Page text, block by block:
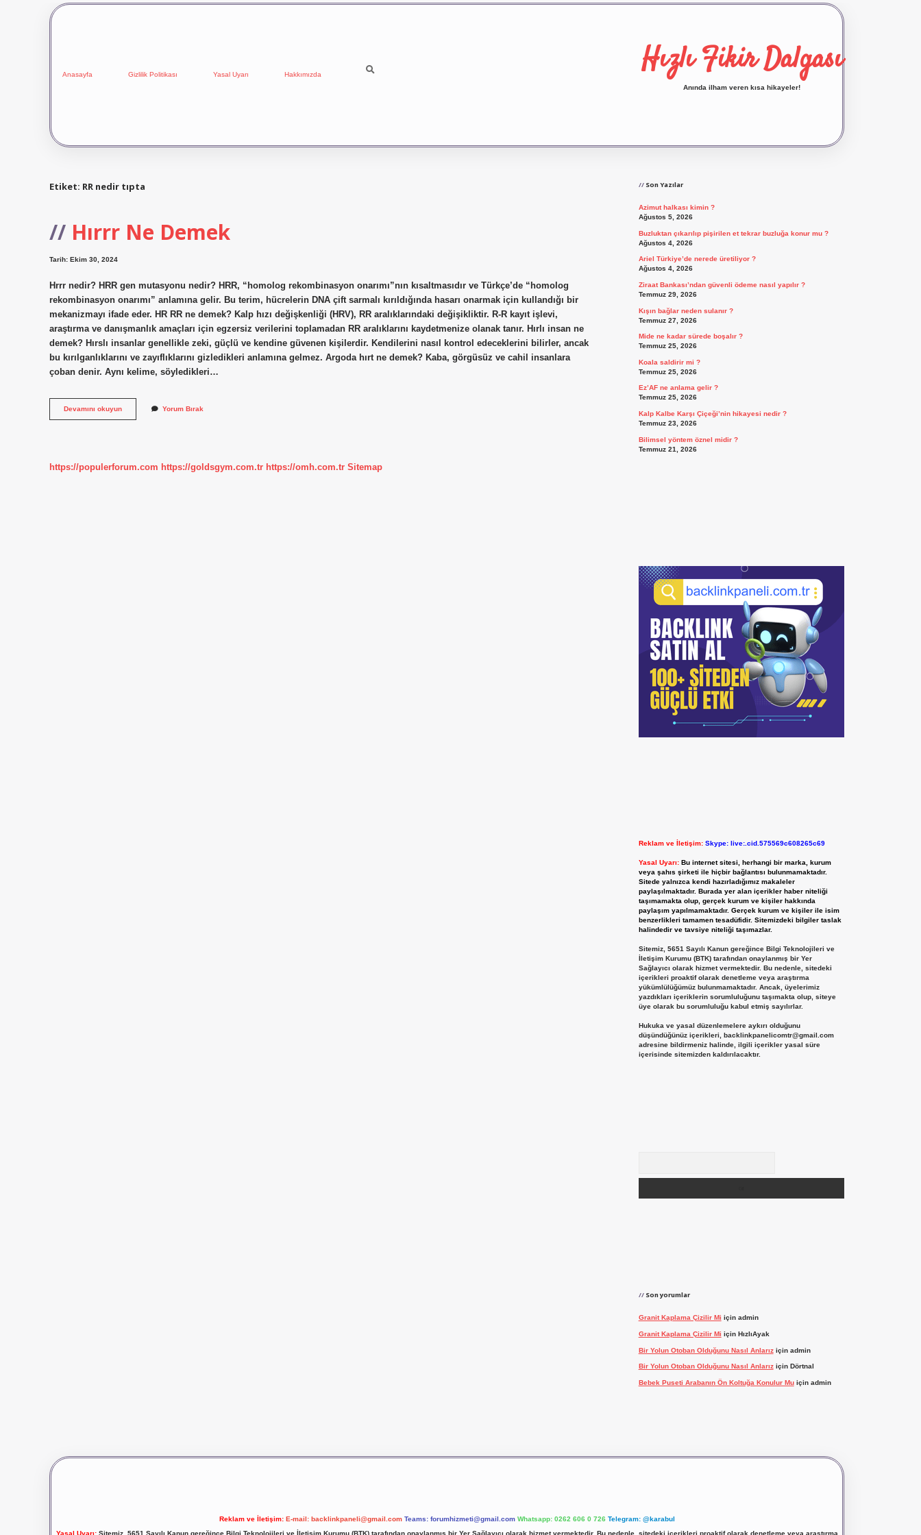
Anasayfa Gizlilik Politikası Yasal Uyarı Hakkımızda Hızlı Fikir Dalgası
Anında ilham veren kısa hikayeler!
Etiket: RR nedir tıpta
Hırrr Ne Demek
Tarih: Ekim 30, 2024
Hrrr nedir? HRR gen mutasyonu nedir? HRR, “homolog rekombinasyon onarımı”nın kısaltmasıdır ve Türkçe’de “homolog
rekombinasyon onarımı” anlamına gelir. Bu terim, hücrelerin DNA çift sarmalı kırıldığında hasarı onarmak için kullandığı bir
mekanizmayı ifade eder. HR RR ne demek? Kalp hızı değişkenliği (HRV), RR aralıklarındaki değişikliktir. R-R kayıt işlevi,
araştırma ve danışmanlık amaçları için egzersiz verilerini toplamadan RR aralıklarını kaydetmenize olanak tanır. Hırlı insan ne
demek? Hırslı insanlar genellikle zeki, güçlü ve kendine güvenen kişilerdir. Kendilerini nasıl kontrol edeceklerini bilirler, ancak
bu kırılganlıklarını ve zayıflıklarını gizledikleri anlamına gelmez. Argoda hırt ne demek? Kaba, görgüsüz ve cahil insanlara
çoban denir. Aynı kelime, söyledikleri…
Devamını okuyunHırrr
Ne
Yorum Bırak
https://populerforum.com https://goldsgym.com.tr https://omh.com.tr Sitemap
Son Yazılar
Azimut halkası kimin ?
Ağustos 5, 2026
Buzluktan çıkarılıp pişirilen et tekrar buzluğa konur mu ?
Ağustos 4, 2026
Ariel Türkiye’de nerede üretiliyor ?
Ağustos 4, 2026
Ziraat Bankası’ndan güvenli ödeme nasıl yapılır ?
Temmuz 29, 2026
Kışın bağlar neden sulanır ?
Temmuz 27, 2026
Mide ne kadar sürede boşalır ?
Temmuz 25, 2026
Koala saldirir mi ?
Temmuz 25, 2026
Ez’AF ne anlama gelir ?
Temmuz 25, 2026
Kalp Kalbe Karşı Çiçeği’nin hikayesi nedir ?
Temmuz 23, 2026
Bilimsel yöntem öznel midir ?
Temmuz 21, 2026
Reklam ve İletişim: Skype: live:.cid.575569c608265c69
Yasal Uyarı: Bu internet sitesi, herhangi bir marka, kurum
veya şahıs şirketi ile hiçbir bağlantısı bulunmamaktadır.
Sitede yalnızca kendi hazırladığımız makaleler
paylaşılmaktadır. Burada yer alan içerikler haber niteliği
taşımamakta olup, gerçek kurum ve kişiler hakkında
paylaşım yapılmamaktadır. Gerçek kurum ve kişiler ile isim
benzerlikleri tamamen tesadüfidir. Sitemizdeki bilgiler taslak
halindedir ve tavsiye niteliği taşımazlar.
Sitemiz, 5651 Sayılı Kanun gereğince Bilgi Teknolojileri ve
İletişim Kurumu (BTK) tarafından onaylanmış bir Yer
Sağlayıcı olarak hizmet vermektedir. Bu nedenle, sitedeki
içerikleri proaktif olarak denetleme veya araştırma
yükümlülüğümüz bulunmamaktadır. Ancak, üyelerimiz
yazdıkları içeriklerin sorumluluğunu taşımakta olup, siteye
üye olarak bu sorumluluğu kabul etmiş sayılırlar.
Hukuka ve yasal düzenlemelere aykırı olduğunu
düşündüğünüz içerikleri, backlinkpanelicomtr@gmail.com
adresine bildirmeniz halinde, ilgili içerikler yasal süre
içerisinde sitemizden kaldırılacaktır.
Son yorumlar
Granit Kaplama Çizilir Mi için admin
Granit Kaplama Çizilir Mi için HızlıAyak
Bir Yolun Otoban Olduğunu Nasıl Anlarıziçin admin
Bir Yolun Otoban Olduğunu Nasıl Anlarıziçin Dörtnal
Bebek Puseti Arabanın Ön Koltuğa Konulur Muiçin admin
Reklam ve İletişim: E-mail: backlinkpaneli@gmail.com Teams: forumhizmeti@gmail.com Whatsapp: 0262 606 0 726 Telegram: @karabul
Yasal Uyarı:Sitemiz, 5651 Sayılı Kanun gereğince Bilgi Teknolojileri ve İletişim Kurumu (BTK) tarafından onaylanmış bir Yer Sağlayıcı olarak hizmet vermektedir. Bu nedenle, sitedeki içerikleri proaktif olarak denetleme veya araştırma